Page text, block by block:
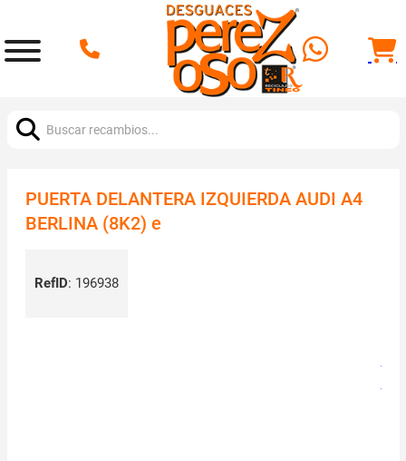
PUERTA DELANTERA IZQUIERDA AUDI A4
BERLINA (8K2) e
RefID: 196938